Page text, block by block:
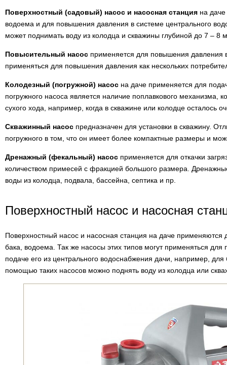
Поверхностный (садовый) насос и насосная станция на
водоема и для повышения давления в системе центрального
может поднимать воду из колодца и скважины глубиной до 7 – 8
Повысительный насос применяется для повышения давления
применяться для повышения давления как нескольких
Колодезный (погружной) насос на даче применяется для
погружного насоса является наличие поплавкового механизма,
сухого хода, например, когда в скважине или колодце осталось
Скважинный насос предназначен для установки в скважину.
погружного в том, что он имеет более компактные размеры и
Дренажный (фекальный) насос применяется для откачки
количеством примесей с фракцией большого размера.
воды из колодца, подвала, бассейна, септика и пр.
Поверхностный насос и насосная
Поверхностный насос и насосная станция на даче применяются
бака, водоема. Так же насосы этих типов могут применяться
подаче его из центрального водоснабжения дачи, например, для
помощью таких насосов можно поднять воду из колодца или